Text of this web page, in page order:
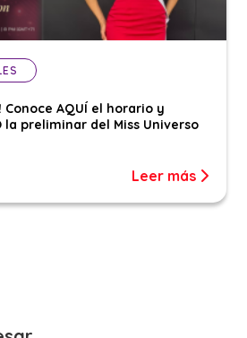
Conoce AQUÍ el horario y
la preliminar del Miss Universo
Leer más